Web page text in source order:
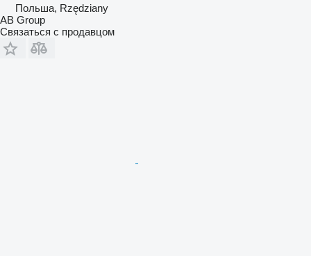
Польша, Rzędziany
AB Group
Связаться с продавцом